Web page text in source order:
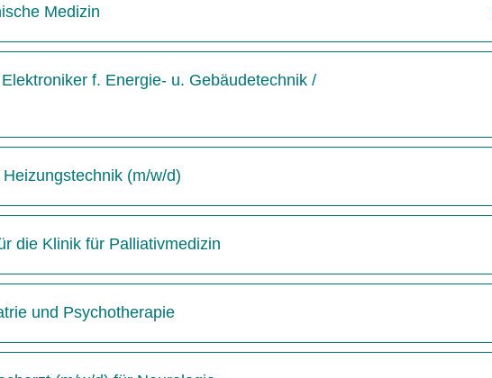
Medizin
f. Energie- u. Gebäudetechnik /
(m/w/d)
die Klinik für Palliativmedizin
und Psychotherapie